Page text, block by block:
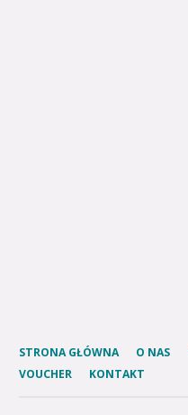
STRONA GŁÓWNA O NAS
VOUCHER
KONTAKT